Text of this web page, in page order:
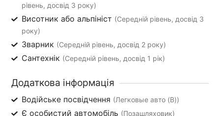
рівень, досвід 3 року)
Висотник або альпініст (Середній рівень, досвід 3
року)
Зварник (Середній рівень, досвід 2 року)
Сантехнік (Середній рівень, досвід 1 рік)
Додаткова інформація
Водійське посвідчення (Легковые авто (B))
Є особистий автомобіль (Позашляховик)